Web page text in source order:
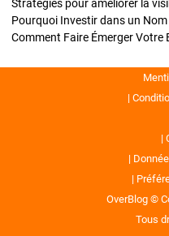
OverBlog ©
Tous